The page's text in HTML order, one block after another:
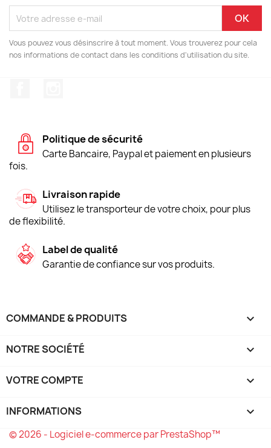
Vous pouvez vous désinscrire à tout moment. Vous trouverez pour cela
nos informations de contact dans les conditions d'utilisation du site.
Politique de sécurité
Carte Bancaire, Paypal et paiement en plusieurs
fois.
Livraison rapide
Utilisez le transporteur de votre choix, pour plus
de flexibilité.
Label de qualité
Garantie de confiance sur vos produits.
COMMANDE & PRODUITS 
NOTRE SOCIÉTÉ 
VOTRE COMPTE 
INFORMATIONS keyboard_arrow_down
© 2026 - Logiciel e-commerce par PrestaShop™